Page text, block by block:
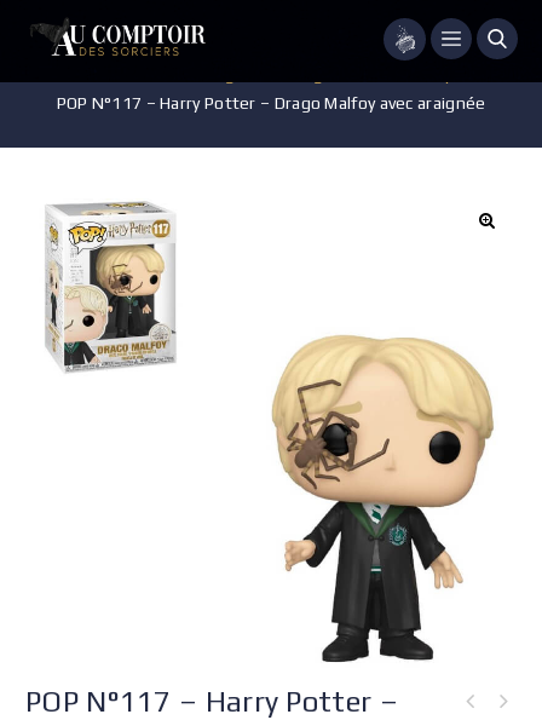
Menu
POP N°117 – Harry Potter – Drago Malfoy avec araignée
POP N°117 – Harry Potter –